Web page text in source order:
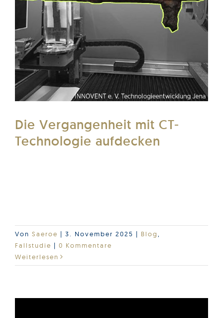
Die Vergangenheit mit CT-
Technologie aufdecken
Von Saeroe | 3. November 2025 | Blog
Fallstudie | 0 Kommentare
Weiterlesen